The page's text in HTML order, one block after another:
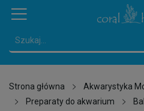
Strona główna Akwarystyka
Preparaty do akwarium